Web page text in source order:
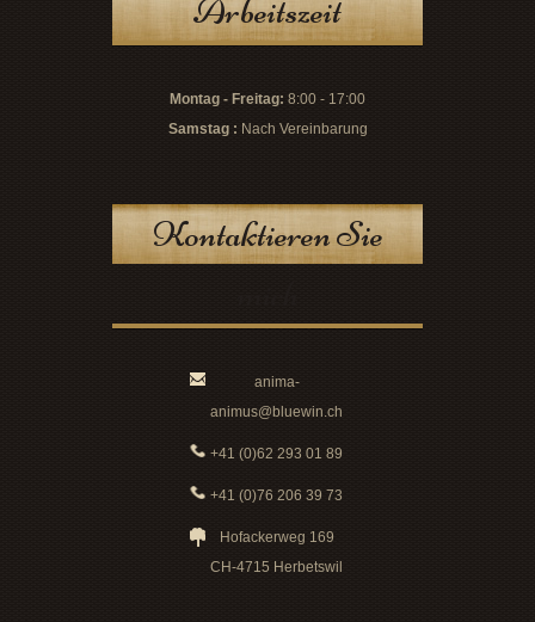
Arbeitszeit
Montag - Freitag: 8:00 - 17:00
Samstag : Nach Vereinbarung
Kontaktieren Sie
anima-
animus@bluewin.ch
+41 (0)62 293 01 89
+41 (0)76 206 39 73
Hofackerweg 169
CH-4715 Herbetswil